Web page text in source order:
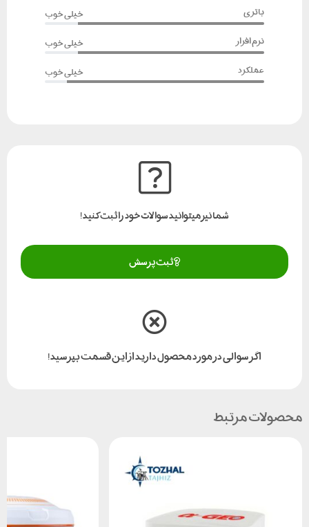
باتری
خیلی خوب
نرم افزار
خیلی خوب
عملکرد
خیلی خوب
شما نیز میتوانید سوالات خود را ثبت کنید!
ثبت پرسش
اگر سوالی در مورد محصول دارید از این قسمت بپرسید!
محصولات مرتبط